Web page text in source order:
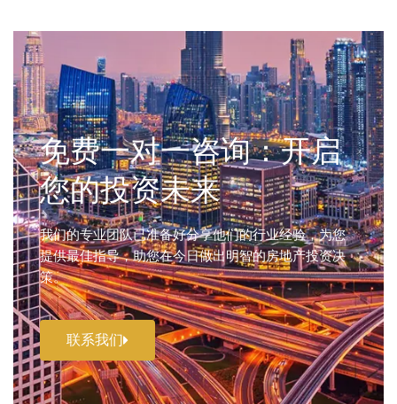
免费一对一咨询：开启
您的投资未来
我们的专业团队已准备好分享他们的行业经验，为您
提供最佳指导，助您在今日做出明智的房地产投资决
策。
联系我们